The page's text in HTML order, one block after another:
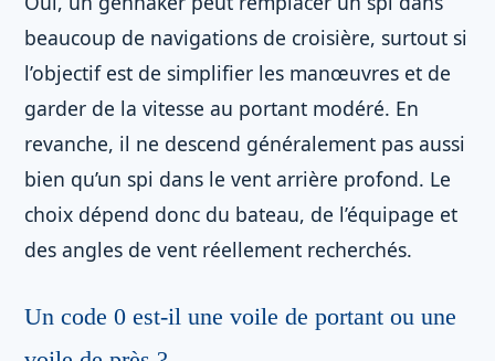
beaucoup de navigations de croisière, surtout si
l’objectif est de simplifier les manœuvres et de
garder de la vitesse au portant modéré. En
revanche, il ne descend généralement pas aussi
bien qu’un spi dans le vent arrière profond. Le
choix dépend donc du bateau, de l’équipage et
des angles de vent réellement recherchés.
Un code 0 est-il une voile de portant ou une